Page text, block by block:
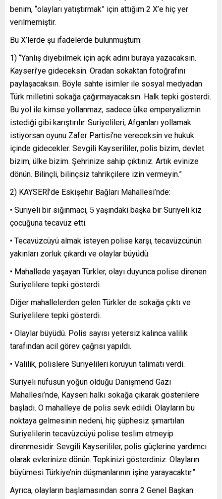
benim, “olayları yatıştırmak” için attığım 2 X’e hiç yer
verilmemiştir.
Bu X’lerde şu ifadelerde bulunmuştum:
1) ‘’Yanlış diyebilmek için açık adını buraya yazacaksın.
Kayseri’ye gideceksin. Oradan sokaktan fotoğrafını
paylaşacaksın. Böyle sahte isimler ile sosyal medyadan
Türk milletini sokağa çağırmayacaksın. Halk tepki gösterdi.
Bu yol ile kimse yollanmaz, sadece ülke emperyalizmin
istediği gibi karıştırılır. Suriyelileri, Afganları yollamak
istiyorsan oyunu Zafer Partisi’ne vereceksin ve hukuk
içinde gidecekler. Sevgili Kayserililer, polis bizim, devlet
bizim, ülke bizim. Şehrinize sahip çıktınız. Artık evinize
dönün. Bilinçli, bilinçsiz tahrikçilere izin vermeyin.”
2) KAYSERİ’de Eskişehir Bağları Mahallesi’nde:
• Suriyeli bir sığınmacı, 5 yaşındaki başka bir Suriyeli kız
çocuğuna tecavüz etti.
• Tecavüzcüyü almak isteyen polise karşı, tecavüzcünün
yakınları zorluk çıkardı ve olaylar büyüdü.
• Mahallede yaşayan Türkler, olayı duyunca polise direnen
Suriyelilere tepki gösterdi.
Diğer mahallelerden gelen Türkler de sokağa çıktı ve
Suriyelilere tepki gösterdi.
• Olaylar büyüdü. Polis sayısı yetersiz kalınca valilik
tarafından acil görev çağrısı yapıldı.
• Valilik, polislere Suriyelileri koruyun talimatı verdi.
Suriyeli nüfusun yoğun olduğu Danişmend Gazi
Mahallesi’nde, Kayseri halkı sokağa çıkarak gösterilere
başladı. O mahalleye de polis sevk edildi. Olayların bu
noktaya gelmesinin nedeni, hiç şüphesiz şımartılan
Suriyelilerin tecavüzcüyü polise teslim etmeyip
direnmesidir. Sevgili Kayserililer, polis güçlerine yardımcı
olarak evlerinize dönün. Tepkinizi gösterdiniz. Olayların
büyümesi Türkiye’nin düşmanlarının işine yarayacaktır.”
Ayrıca, olayların başlamasından sonra 2 Genel Başkan